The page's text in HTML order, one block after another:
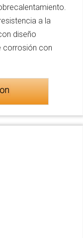
a la
diseño
corrosión con